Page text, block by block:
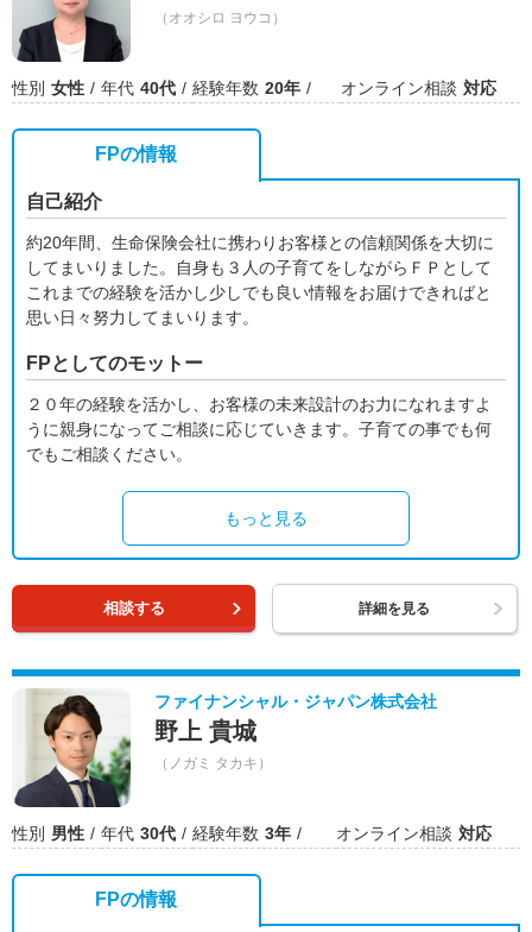
（オオシロ ヨウコ）
性別 女性 年代 40代 経験年数 20年 オンライン相談 対応
FPの情報
自己紹介
約20年間、生命保険会社に携わりお客様との信頼関係を大切に
してまいりました。自身も３人の子育てをしながらＦＰとして
これまでの経験を活かし少しでも良い情報をお届けできればと
思い日々努力してまいります。
FPとしてのモットー
２０年の経験を活かし、お客様の未来設計のお力になれますよ
うに親身になってご相談に応じていきます。子育ての事でも何
でもご相談ください。
もっと見る
相談する 詳細を見る
ファイナンシャル・ジャパン株式会社
野上 貴城
（ノガミ タカキ）
性別 男性 年代 30代 経験年数 3年 オンライン相談 対応
FPの情報